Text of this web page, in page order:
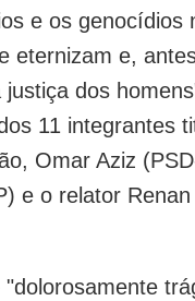
e os genocídios
eternizam e,
dos
11 integrantes
Omar Aziz
e o relator